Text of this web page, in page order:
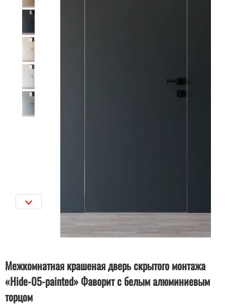
Межкомнатная крашеная дверь скрытого монтажа
«Hide-05-painted» Фаворит c белым алюминиевым
торцом